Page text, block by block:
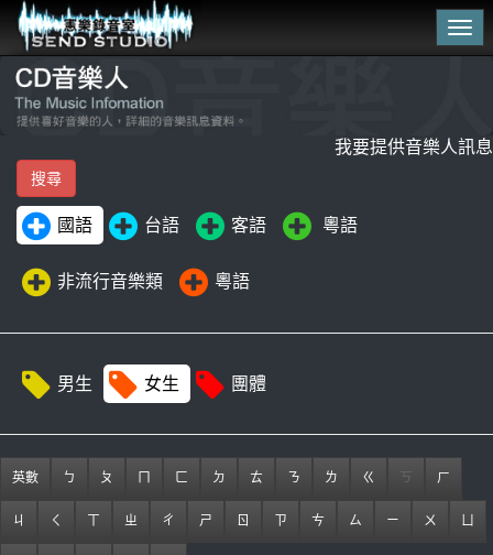
我要提供音樂人訊息
國語 台語 客語 粵語
非流行音樂類 粵語
男生 女生 團體
英數 ㄅ ㄆ ㄈ ㄉ ㄊ ㄋ ㄌ ㄍ ㄎ ㄏ
ㄐ ㄑ ㄓ ㄔ ㄕ ㄖ ㄗ ㄘ ㄙ ㄧ ㄨ ㄩ